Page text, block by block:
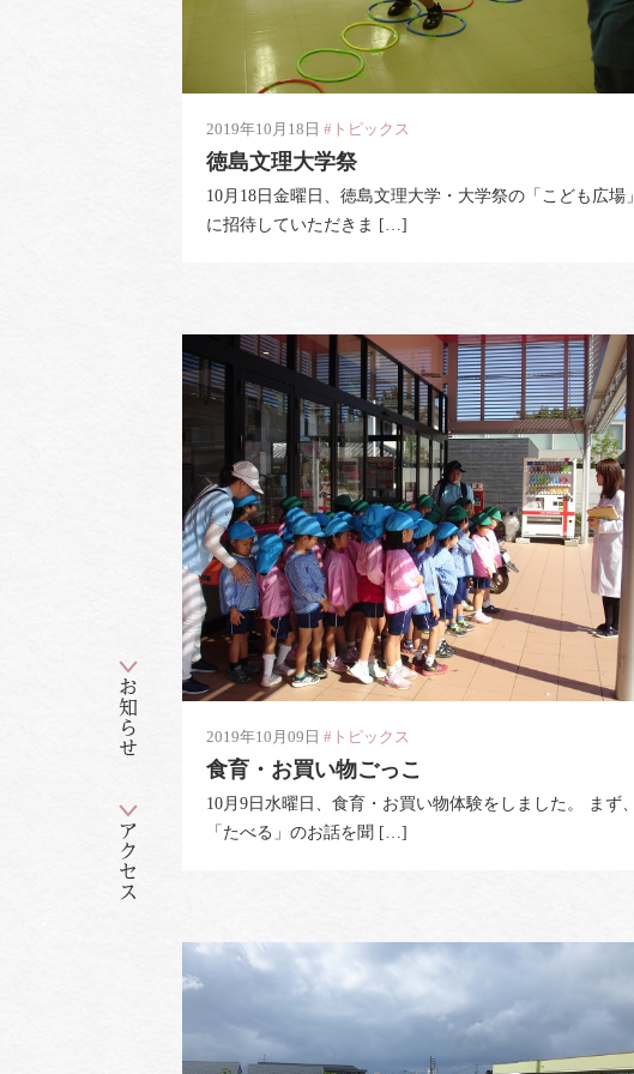
お知らせ
アクセス
2019年10月18日 #トピックス
徳島文理大学祭
10月18日金曜日、徳島文理大学・大学祭の「こども広場」
に招待していただきま […]
2019年10月09日 #トピックス
食育・お買い物ごっこ
10月9日水曜日、食育・お買い物体験をしました。 まず、
「たべる」のお話を聞 […]